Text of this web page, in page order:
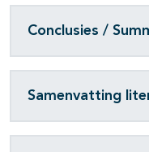
Conclusies /
Samenvatting